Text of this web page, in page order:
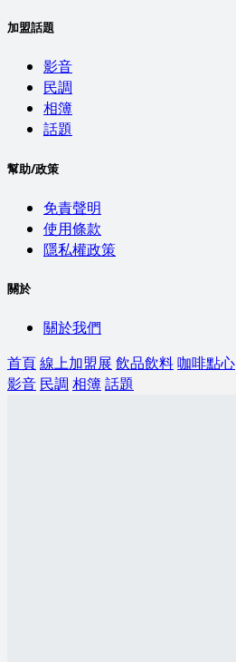
加盟話題
影音
民調
相簿
話題
幫助/政策
免責聲明
使用條款
隱私權政策
關於
關於我們
首頁線上加盟展 飲品飲料咖啡點心
影音 民調 相簿話題